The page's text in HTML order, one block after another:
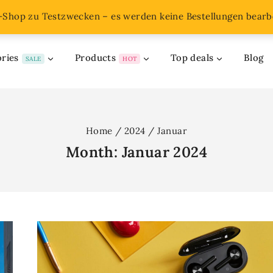
zu Testzwecken – es werden keine Bestellungen
SALE Products HOT Top deals Blog
Home / 2024 / Januar
Month: Januar 2024